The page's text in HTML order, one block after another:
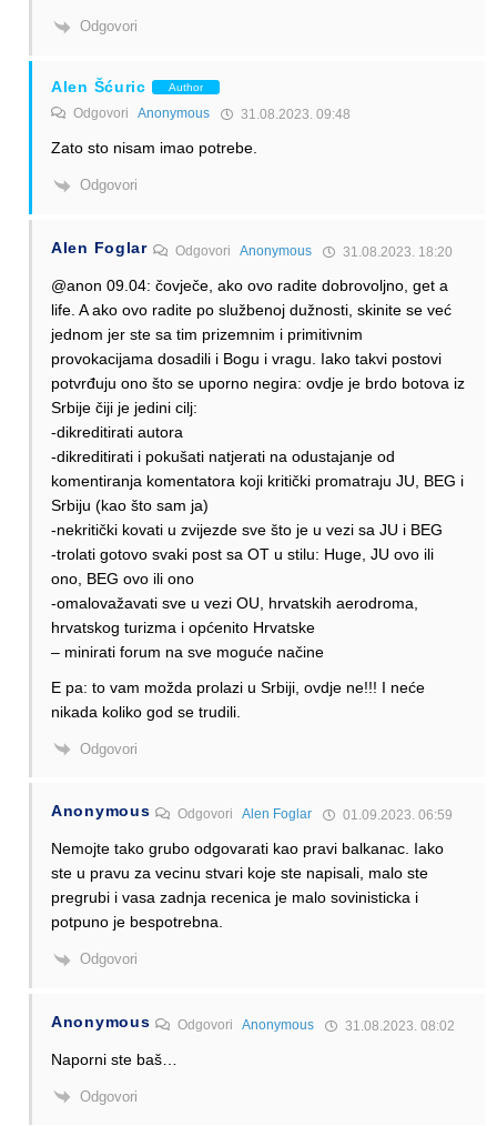
Odgovori
Alen Šćuric Author
Odgovori Anonymous 31.08.2023. 09:48
Zato sto nisam imao potrebe.
Odgovori
Alen Foglar Odgovori Anonymous 31.08.2023. 18:20
@anon 09.04: čovječe, ako ovo radite dobrovoljno, get a
life. A ako ovo radite po službenoj dužnosti, skinite se već
jednom jer ste sa tim prizemnim i primitivnim
provokacijama dosadili i Bogu i vragu. Iako takvi postovi
potvrđuju ono što se uporno negira: ovdje je brdo botova iz
Srbije čiji je jedini cilj:
-dikreditirati autora
-dikreditirati i pokušati natjerati na odustajanje od
komentiranja komentatora koji kritički promatraju JU, BEG i
Srbiju (kao što sam ja)
-nekritički kovati u zvijezde sve što je u vezi sa JU i BEG
-trolati gotovo svaki post sa OT u stilu: Huge, JU ovo ili
ono, BEG ovo ili ono
-omalovažavati sve u vezi OU, hrvatskih aerodroma,
hrvatskog turizma i općenito Hrvatske
– minirati forum na sve moguće načine
E pa: to vam možda prolazi u Srbiji, ovdje ne!!! I neće
nikada koliko god se trudili.
Odgovori
Anonymous OdgovoriAlen Foglar 01.09.2023. 06:59
Nemojte tako grubo odgovarati kao pravi balkanac. Iako
ste u pravu za vecinu stvari koje ste napisali, malo ste
pregrubi i vasa zadnja recenica je malo sovinisticka i
potpuno je bespotrebna.
Odgovori
Anonymous OdgovoriAnonymous 31.08.2023. 08:02
Naporni ste baš…
Odgovori